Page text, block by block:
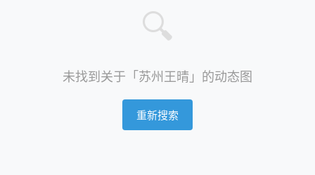
🔍
未找到关于「苏州王晴」的动态图
重新搜索